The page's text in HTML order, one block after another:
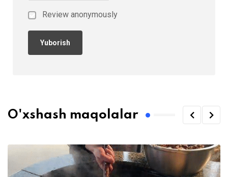
Review anonymously
O'xshash maqolalar